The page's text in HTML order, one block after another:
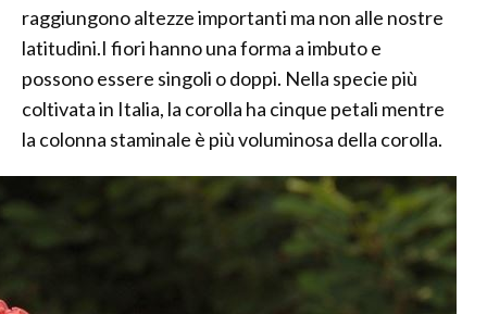
raggiungono altezze importanti ma non alle nostre
latitudini.I fiori hanno una forma a imbuto e
possono essere singoli o doppi. Nella specie più
coltivata in Italia, la corolla ha cinque petali mentre
la colonna staminale è più voluminosa della corolla.